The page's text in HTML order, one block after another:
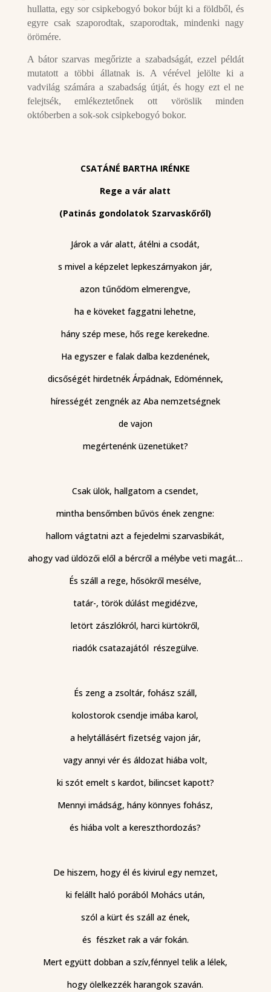
hullatta, egy sor csipkebogyó bokor bújt ki a földből, és
egyre csak szaporodtak, szaporodtak, mindenki nagy
örömére.
A bátor szarvas megőrizte a szabadságát, ezzel példát
mutatott a többi állatnak is. A vérével jelölte ki a
vadvilág számára a szabadság útját, és hogy ezt el ne
felejtsék, emlékeztetőnek ott vöröslik minden
októberben a sok-sok csipkebogyó bokor.
CSATÁNÉ BARTHA IRÉNKE
Rege a vár alatt
(Patinás gondolatok Szarvaskőről)
Járok a vár alatt, átélni a csodát,
s mivel a képzelet lepkeszárnyakon jár,
azon tűnődöm elmerengve,
ha e köveket faggatni lehetne,
hány szép mese, hős rege kerekedne.
Ha egyszer e falak dalba kezdenének,
dicsőségét hirdetnék Árpádnak, Edöménnek,
hírességét zengnék az Aba nemzetségnek
de vajon
megértenénk üzenetüket?
Csak ülök, hallgatom a csendet,
mintha bensőmben bűvös ének zengne:
hallom vágtatni azt a fejedelmi szarvasbikát,
ahogy vad üldözői elől a bércről a mélybe veti magát…
És száll a rege, hősökről mesélve,
tatár-, török dúlást megidézve,
letört zászlókról, harci kürtökről,
riadók csatazajától részegülve.
És zeng a zsoltár, fohász száll,
kolostorok csendje imába karol,
a helytállásért fizetség vajon jár,
vagy annyi vér és áldozat hiába volt,
ki szót emelt s kardot, bilincset kapott?
Mennyi imádság, hány könnyes fohász,
és hiába volt a kereszthordozás?
De hiszem, hogy él és kivirul egy nemzet,
ki felállt haló porából Mohács után,
szól a kürt és száll az ének,
és fészket rak a vár fokán.
Mert együtt dobban a szív,fénnyel telik a lélek,
hogy ölelkezzék harangok szaván.